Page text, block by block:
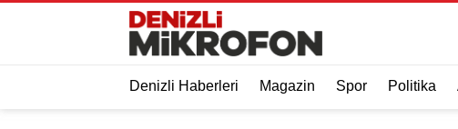
Denizli Haberleri Magazin Spor Politika